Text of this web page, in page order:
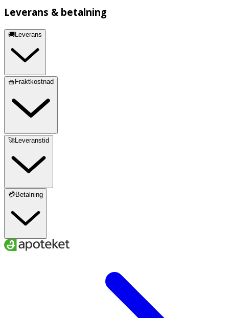
Leverans & betalning
🚚Leverans
🧺Fraktkostnad
🚀Leveranstid
💳Betalning